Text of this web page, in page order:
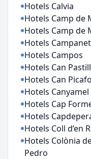
Hotels Calvia
Hotels Camp de
Hotels Camp de
Hotels Campanet
Hotels Campos
Hotels Can
Hotels Can
Hotels Canyamel
Hotels Cap
Hotels
Hotels Coll d’en
Hotels Colònia
Pedro